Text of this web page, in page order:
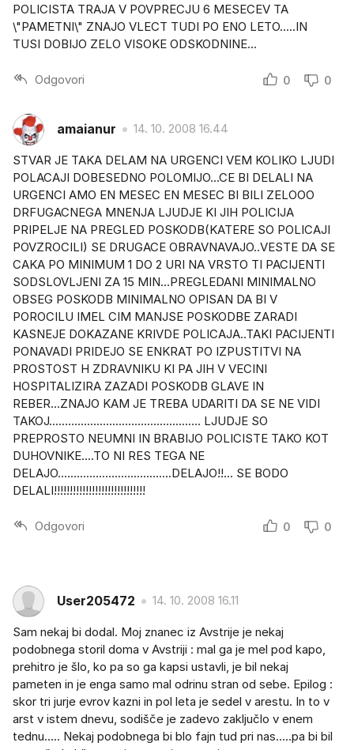
POLICISTA TRAJA V POVPRECJU 6 MESECEV TA
\"PAMETNI\" ZNAJO VLECT TUDI PO ENO LETO.....IN
TUSI DOBIJO ZELO VISOKE ODSKODNINE...
Odgovori 0 0
amaianur 14. 10. 2008 16.44
STVAR JE TAKA DELAM NA URGENCI VEM KOLIKO LJUDI
POLACAJI DOBESEDNO POLOMIJO...CE BI DELALI NA
URGENCI AMO EN MESEC EN MESEC BI BILI ZELOOO
DRFUGACNEGA MNENJA LJUDJE KI JIH POLICIJA
PRIPELJE NA PREGLED POSKODB(KATERE SO POLICAJI
POVZROCILI) SE DRUGACE OBRAVNAVAJO..VESTE DA SE
CAKA PO MINIMUM 1 DO 2 URI NA VRSTO TI PACIJENTI
SODSLOVLJENI ZA 15 MIN...PREGLEDANI MINIMALNO
OBSEG POSKODB MINIMALNO OPISAN DA BI V
POROCILU IMEL CIM MANJSE POSKODBE ZARADI
KASNEJE DOKAZANE KRIVDE POLICAJA..TAKI PACIJENTI
PONAVADI PRIDEJO SE ENKRAT PO IZPUSTITVI NA
PROSTOST H ZDRAVNIKU KI PA JIH V VECINI
HOSPITALIZIRA ZAZADI POSKODB GLAVE IN
REBER...ZNAJO KAM JE TREBA UDARITI DA SE NE VIDI
TAKOJ................................................ LJUDJE SO
PREPROSTO NEUMNI IN BRABIJO POLICISTE TAKO KOT
DUHOVNIKE....TO NI RES TEGA NE
DELAJO....................................DELAJO!!... SE BODO
DELALI!!!!!!!!!!!!!!!!!!!!!!!!!!!!!
Odgovori 0 0
User205472 14. 10. 2008 16.11
Sam nekaj bi dodal. Moj znanec iz Avstrije je nekaj
podobnega storil doma v Avstriji : mal ga je mel pod kapo,
prehitro je šlo, ko pa so ga kapsi ustavli, je bil nekaj
pameten in je enga samo mal odrinu stran od sebe. Epilog :
skor tri jurje evrov kazni in pol leta je sedel v arestu. In to v
arst v istem dnevu, sodišče je zadevo zaključlo v enem
tednu..... Nekaj podobnega bi blo fajn tud pri nas.....pa bi bil